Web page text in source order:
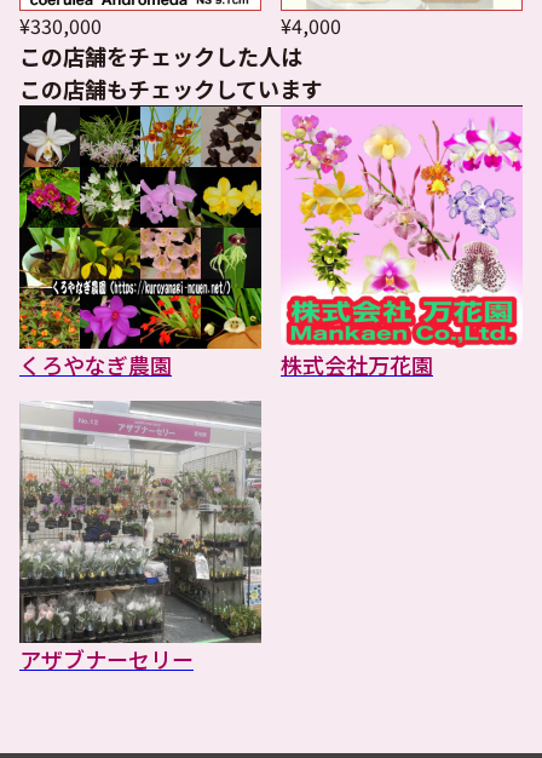
¥330,000 ¥4,000
この店舗をチェックした人は
この店舗もチェックしています
くろやなぎ農園 株式会社万花園
アザブナーセリー